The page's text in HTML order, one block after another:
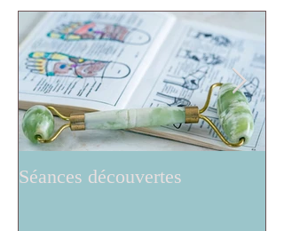
Séances découvertes